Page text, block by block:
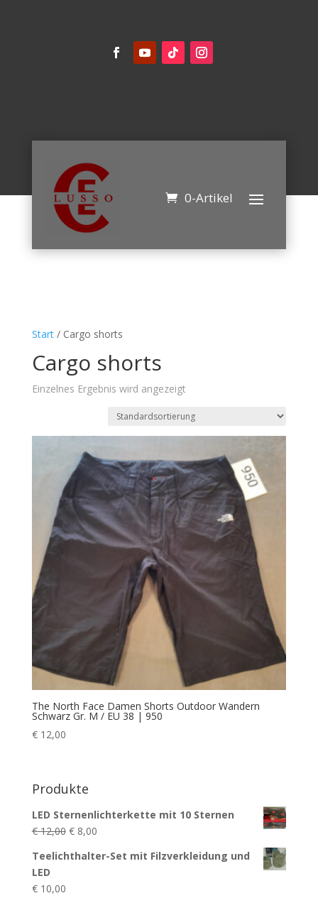
0-Artikel
Start/ Cargo shorts
Cargo shorts
Einzelnes Ergebnis wird angezeigt
The North Face Damen Shorts Outdoor Wandern
Schwarz Gr. M / EU 38 | 950
€12,00
Produkte
LED Sternenlichterkette mit 10 Sternen
€12,00 Ursprünglicher
war:
€8,00Aktueller
ist:
Teelichthalter-Set mit Filzverkleidung und
LED
€10,00